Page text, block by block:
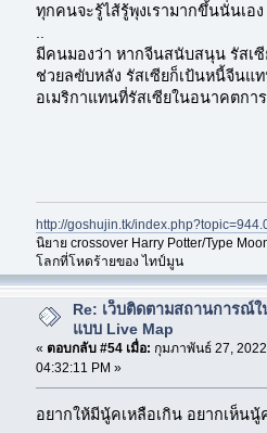
ทุกคนจะรู้ไส้รู้พุงเรามากขึ้นนั่นเอ
มีคนมองว่า หากจีนสนับสนุน รัสเ
ช่วยลฃับหลัง รัสเซียก็เป้นหนี้จีนแ
อเมริกาแทนที่รัสเซียในอนาคตกา
http://goshujin.tk/
นิยาย crossover Harry Potter/Type
โลกที่โหดร้ายของ ไทป์มูน
Re: เว็บติดตามสถานการณ์ใ
แบบ Live Map
« ตอบกลับ #54 เมื่อ: กุมภาพันธ์ 27,
04:32:11 PM »
อยากให้มีนู้คเหลือเกิน อยากเห็น